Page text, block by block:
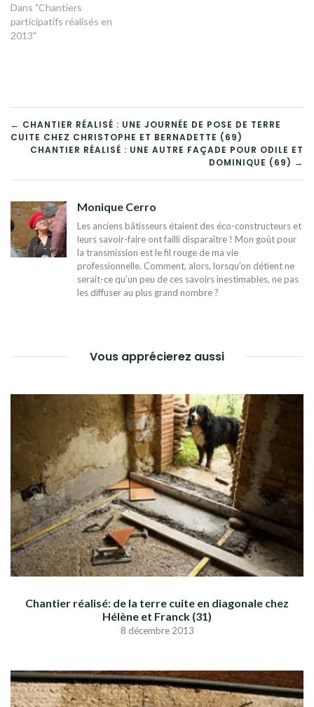
Dans "Chantiers
participatifs réalisés en
2013"
NAVIGATION
DE
L’ARTICLE
← CHANTIER RÉALISÉ : UNE JOURNÉE DE POSE DE TERRE
CUITE CHEZ CHRISTOPHE ET BERNADETTE (69)
CHANTIER RÉALISÉ : UNE AUTRE FAÇADE POUR ODILE ET
DOMINIQUE (69) →
Monique Cerro
Les anciens bâtisseurs étaient des éco-constructeurs et
leurs savoir-faire ont failli disparaître ! Mon goût pour
la transmission est le fil rouge de ma vie
professionnelle. Comment, alors, lorsqu’on détient ne
serait-ce qu’un peu de ces savoirs inestimables, ne pas
les diffuser au plus grand nombre ?
Vous apprécierez aussi
Chantier réalisé: de la terre cuite en diagonale chez
Hélène et Franck (31)
8 décembre 2013